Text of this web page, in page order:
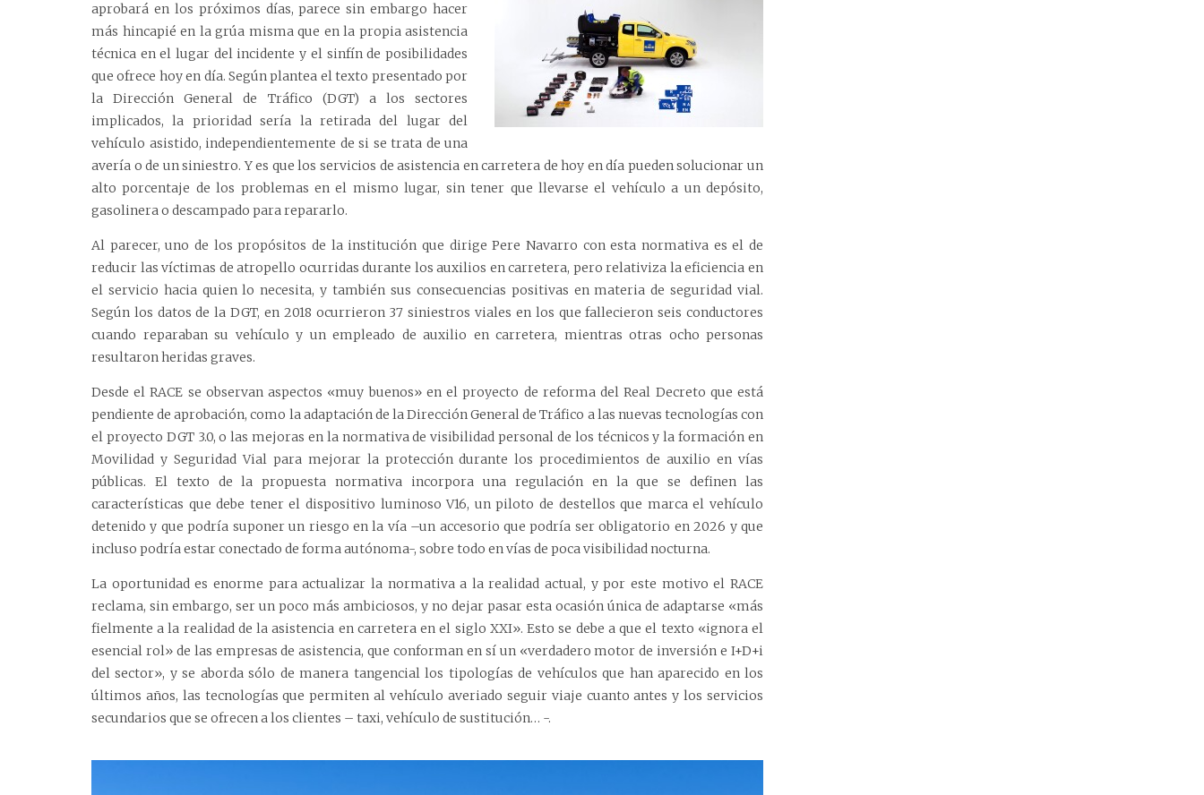
aprobará en los próximos días, parece sin embargo hacer
más hincapié en la grúa misma que en la propia asistencia
técnica en el lugar del incidente y el sinfín de posibilidades
que ofrece hoy en día. Según plantea el texto presentado por
la Dirección General de Tráfico (DGT) a los sectores
implicados, la prioridad sería la retirada del lugar del
vehículo asistido, independientemente de si se trata de una
avería o de un siniestro. Y es que los servicios de asistencia en carretera de hoy en día pueden solucionar un
alto porcentaje de los problemas en el mismo lugar, sin tener que llevarse el vehículo a un depósito,
gasolinera o descampado para repararlo.
Al parecer, uno de los propósitos de la institución que dirige Pere Navarro con esta normativa es el de
reducir las víctimas de atropello ocurridas durante los auxilios en carretera, pero relativiza la eficiencia en
el servicio hacia quien lo necesita, y también sus consecuencias positivas en materia de seguridad vial.
Según los datos de la DGT, en 2018 ocurrieron 37 siniestros viales en los que fallecieron seis conductores
cuando reparaban su vehículo y un empleado de auxilio en carretera, mientras otras ocho personas
resultaron heridas graves.
Desde el RACE se observan aspectos «muy buenos» en el proyecto de reforma del Real Decreto que está
pendiente de aprobación, como la adaptación de la Dirección General de Tráfico a las nuevas tecnologías con
el proyecto DGT 3.0, o las mejoras en la normativa de visibilidad personal de los técnicos y la formación en
Movilidad y Seguridad Vial para mejorar la protección durante los procedimientos de auxilio en vías
públicas. El texto de la propuesta normativa incorpora una regulación en la que se definen las
características que debe tener el dispositivo luminoso V16, un piloto de destellos que marca el vehículo
detenido y que podría suponer un riesgo en la vía –un accesorio que podría ser obligatorio en 2026 y que
incluso podría estar conectado de forma autónoma-, sobre todo en vías de poca visibilidad nocturna.
La oportunidad es enorme para actualizar la normativa a la realidad actual, y por este motivo el RACE
reclama, sin embargo, ser un poco más ambiciosos, y no dejar pasar esta ocasión única de adaptarse «más
fielmente a la realidad de la asistencia en carretera en el siglo XXI». Esto se debe a que el texto «ignora el
esencial rol» de las empresas de asistencia, que conforman en sí un «verdadero motor de inversión e I+D+i
del sector», y se aborda sólo de manera tangencial los tipologías de vehículos que han aparecido en los
últimos años, las tecnologías que permiten al vehículo averiado seguir viaje cuanto antes y los servicios
secundarios que se ofrecen a los clientes – taxi, vehículo de sustitución… -.